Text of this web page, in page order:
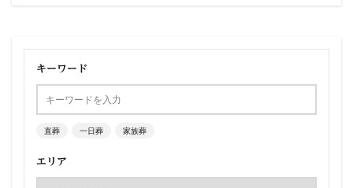
キーワード
直葬 一日葬 家族葬
エリア